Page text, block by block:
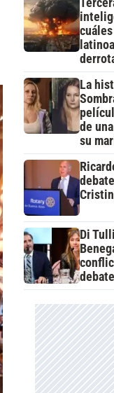
La
de
su
Di